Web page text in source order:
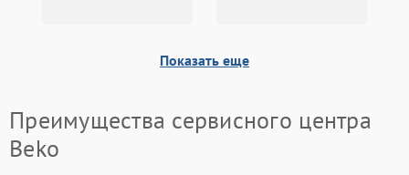
Показать еще
Преимущества сервисного центра
Beko